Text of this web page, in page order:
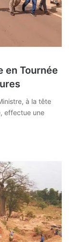
en Tournée
à la tête
effectue une